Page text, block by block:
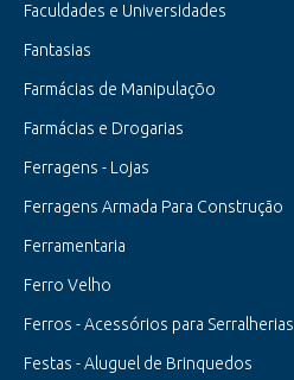
Faculdades e Universidades
Fantasias
Farmácias de Manipulaçõo
Farmácias e Drogarias
Ferragens - Lojas
Ferragens Armada Para Construção
Ferramentaria
Ferro Velho
Ferros - Acessórios para Serralherias
Festas - Aluguel de Brinquedos